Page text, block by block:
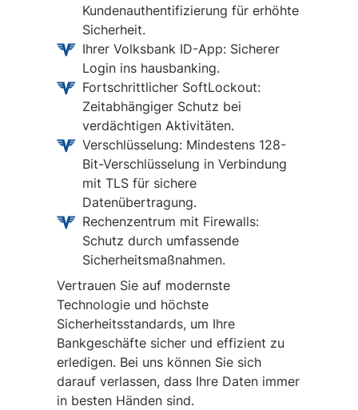
Kundenauthentifizierung für erhöhte
Sicherheit.
Ihrer Volksbank ID-App: Sicherer
Login ins hausbanking.
Fortschrittlicher SoftLockout:
Zeitabhängiger Schutz bei
verdächtigen Aktivitäten.
Verschlüsselung: Mindestens 128-
Bit-Verschlüsselung in Verbindung
mit TLS für sichere
Datenübertragung.
Rechenzentrum mit Firewalls:
Schutz durch umfassende
Sicherheitsmaßnahmen.
Vertrauen Sie auf modernste
Technologie und höchste
Sicherheitsstandards, um Ihre
Bankgeschäfte sicher und effizient zu
erledigen. Bei uns können Sie sich
darauf verlassen, dass Ihre Daten immer
in besten Händen sind.